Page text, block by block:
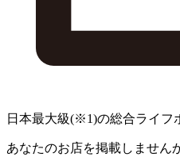
日本最大級(※1)の総合ライフ
あなたのお店を掲載しません